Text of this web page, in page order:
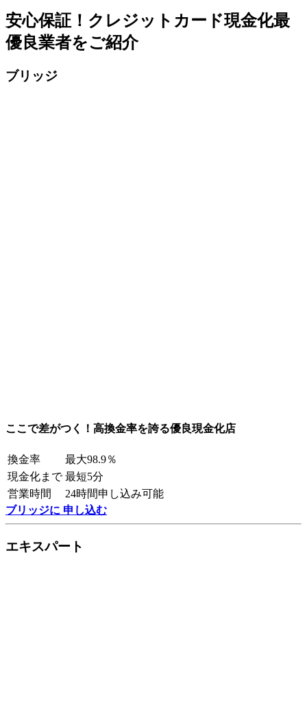
安心保証！クレジットカード現金化最
優良業者をご紹介
ブリッジ
ここで差がつく！高換金率を誇る優良現金化店
換金率
最大98.9％
現金化まで 最短5分
営業時間
24時間申し込み可能
ブリッジに 申し込む
エキスパート